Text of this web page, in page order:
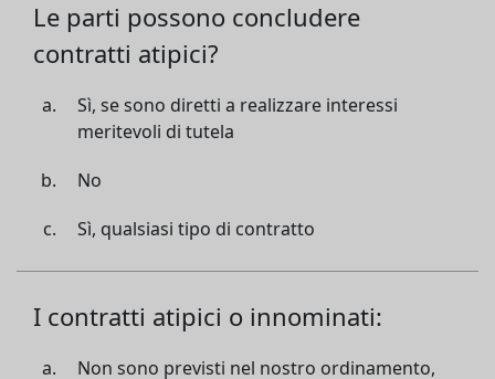
Le parti possono concludere
contratti atipici?
Sì, se sono diretti a realizzare interessi
meritevoli di tutela
No
Sì, qualsiasi tipo di contratto
I contratti atipici o innominati:
Non sono previsti nel nostro ordinamento,